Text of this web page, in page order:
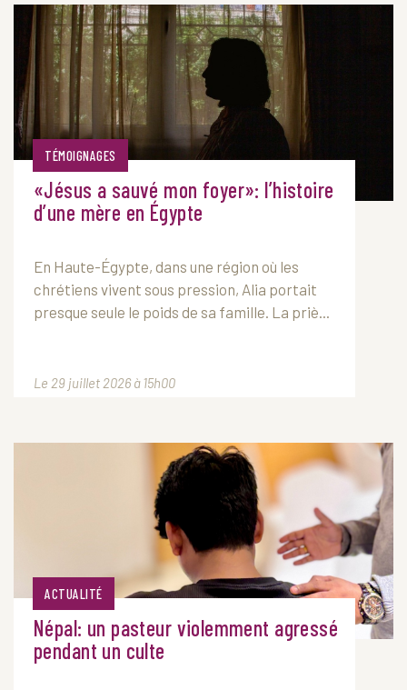
TÉMOIGNAGES
«Jésus a sauvé mon foyer»: l’histoire
d’une mère en Égypte
En Haute-Égypte, dans une région où les
chrétiens vivent sous pression, Alia portait
presque seule le poids de sa famille. La priè...
Le 29 juillet 2026 à 15h00
ACTUALITÉ
Népal: un pasteur violemment agressé
pendant un culte